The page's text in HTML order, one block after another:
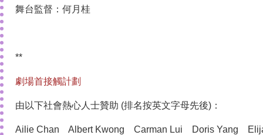
舞台監督：何月桂
**
劇場首接觸計劃
由以下社會熱心人士贊助 (排名按英文字母先後)：
Ailie Chan Albert Kwong Carman Lui Doris Yang